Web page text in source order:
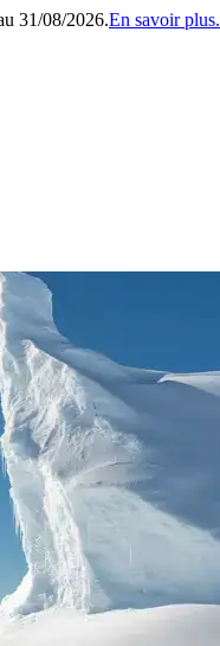
31/08/2026.En savoir plus.